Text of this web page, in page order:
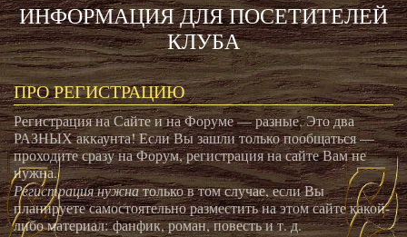
ИНФОРМАЦИЯ ДЛЯ ПОСЕТИТЕЛЕЙ
КЛУБА
ПРО РЕГИСТРАЦИЮ
Регистрация на Сайте и на Форуме — разные. Это два
РАЗНЫХ аккаунта! Если Вы зашли только пообщаться —
проходите сразу на Форум, регистрация на сайте Вам не
нужна.
Регистрация нужнатолько в том случае, если Вы
планируете самостоятельно разместить на этом сайте какой-
либо материал: фанфик, роман, повесть и т. д.